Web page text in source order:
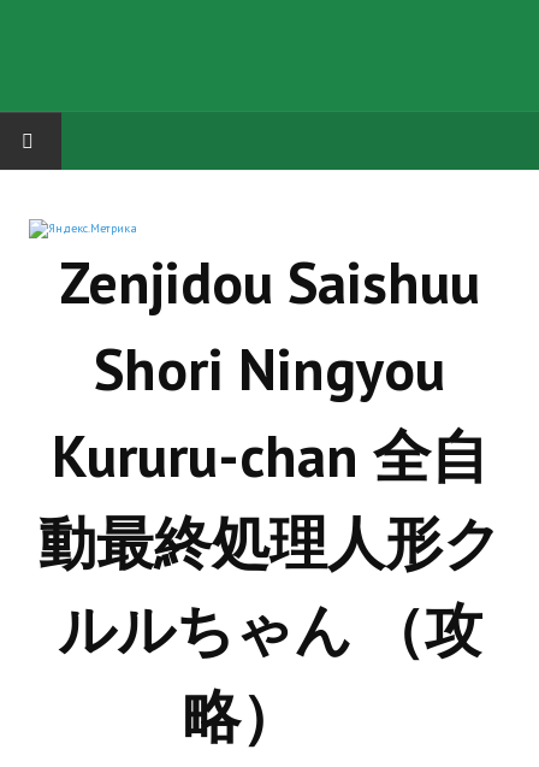
ГРУППА "КАРЛ ВЕЛИКИЙ"
Завершённые проекты
Русская биржа
Aliens vs Predator 2 (Русские субтитры)
Dungeon Siege 2 Legendary Mod (Русские субтитры)
Новый ГГ
Моды группы
Теневой кардинал для Скайрима
Работы Alexandra10
Zenjidou Saishuu
Shori Ningyou
Kururu-chan 全自
動最終処理人形ク
ルルちゃん （攻
略）